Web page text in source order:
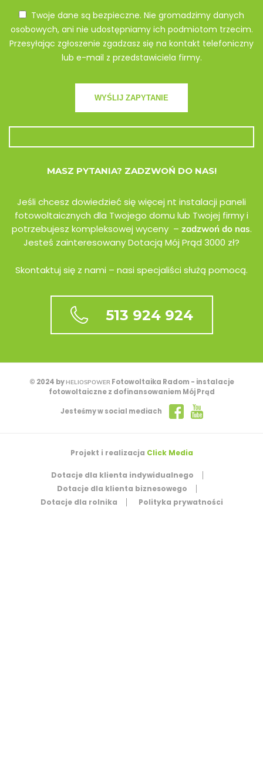
Twoje dane są bezpieczne. Nie gromadzimy danych
osobowych, ani nie udostępniamy ich podmiotom trzecim.
Przesyłając zgłoszenie zgadzasz się na kontakt telefoniczny
lub e-mail z przedstawiciela firmy.
MASZ PYTANIA? ZADZWOŃ DO NAS!
Jeśli chcesz dowiedzieć się więcej nt instalacji paneli
fotowoltaicznych dla Twojego domu lub Twojej firmy i
potrzebujesz kompleksowej wyceny – zadzwoń do nas.
Jesteś zainteresowany Dotacją Mój Prąd 3000 zł?
Skontaktuj się z nami – nasi specjaliści służą pomocą.
513 924 924
© 2024 byHELIOSPOWERFotowoltaika Radom - instalacje
fotowoltaiczne z dofinansowaniem Mój Prąd
Jesteśmy w social mediach
Projekt i realizacja Click Media
Dotacje dla klienta indywidualnego
Dotacje dla klienta biznesowego
Dotacje dla rolnika
Polityka prywatności